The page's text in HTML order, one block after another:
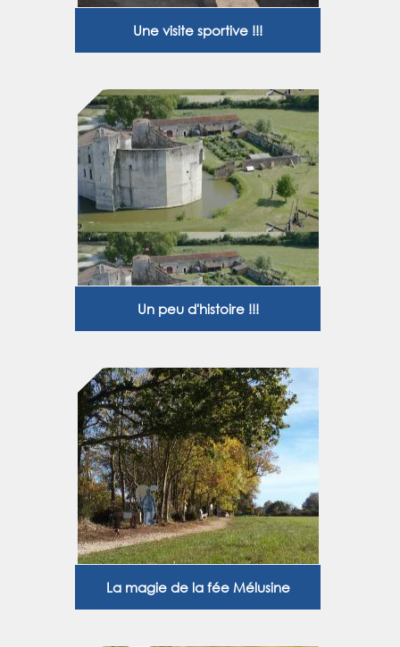
Une visite sportive !!!
Un peu d'histoire !!!
La magie de la fée Mélusine